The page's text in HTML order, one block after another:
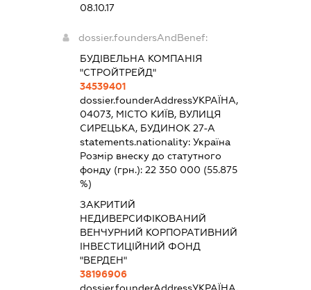
08.10.17
dossier.foundersAndBenef:
БУДІВЕЛЬНА КОМПАНІЯ
"СТРОЙТРЕЙД"
34539401
dossier.founderAddressУКРАЇНА,
04073, МІСТО КИЇВ, ВУЛИЦЯ
СИРЕЦЬКА, БУДИНОК 27-А
statements.nationality:Україна
Розмір внеску до статутного
фонду (грн.):22 350 000 (55.875
%)
ЗАКРИТИЙ
НЕДИВЕРСИФІКОВАНИЙ
ВЕНЧУРНИЙ КОРПОРАТИВНИЙ
ІНВЕСТИЦІЙНИЙ ФОНД
"ВЕРДЕН"
38196906